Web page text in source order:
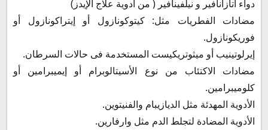
دواء أتازانافير و نيلفينافير ( من أدوية علاج الإيدز)
مضادات الفطريات مثل: كيتوكونازول أو إيتراكونازول أو
فوريكونازول.
إيرلوتينيب أو ميثوتريكيست المستخدمة فى حالات السرطان.
مضادات الاكتئاب من نوع الأسيتالوبرام أو إيميبرامين أو
كلوميبرامين.
الأدوية المهدئة مثل الديازيبام والفنيتوين.
الأدوية المضادة لتجلط الدم مثل وارفارين.